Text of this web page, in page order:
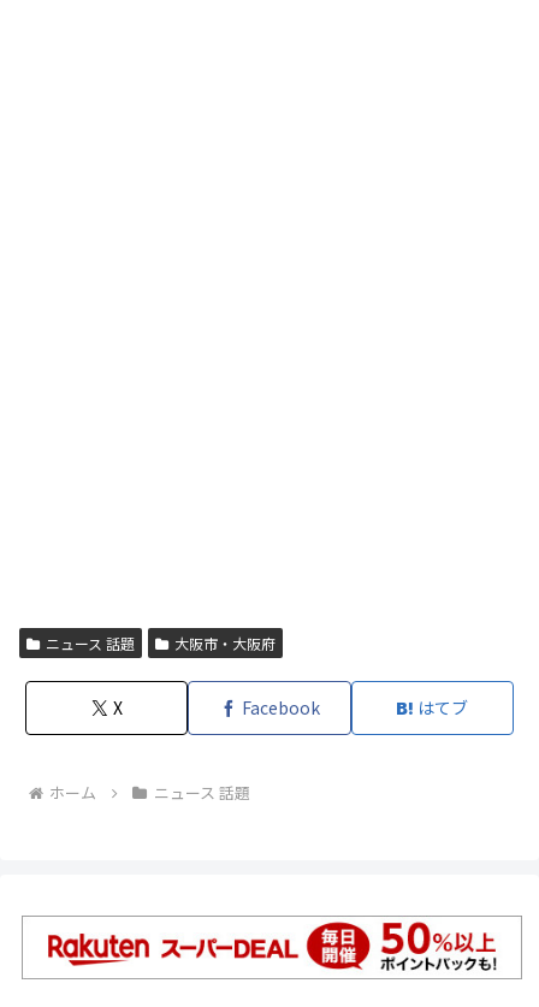
ニュース 話題 大阪市・大阪府
X Facebook はてブ
ホーム ニュース 話題